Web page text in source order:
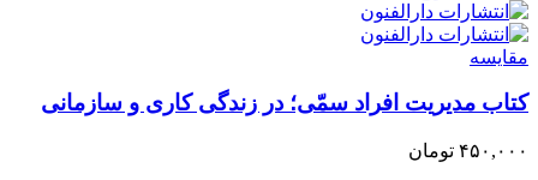
مقایسه
کتاب مدیریت افراد سمّی؛ در زندگی کاری و سازمانی
۴۵۰,۰۰۰ تومان